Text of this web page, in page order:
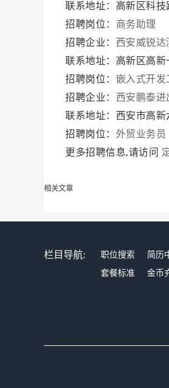
联系地址：高新区科技
招聘岗位： 商务助理
招聘企业： 西安威锐达
联系地址：高新区高新
招聘岗位： 嵌入式开发
招聘企业： 西安鹏泰进
联系地址：西安市高新
招聘岗位： 外贸业务员
更多招聘信息,请访问
相关文章
栏目导航: 职位搜索 简历
套餐标准
金币